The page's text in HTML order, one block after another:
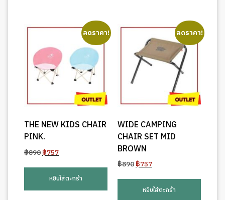
ลดราคา!
THE NEW KIDS CHAIR
PINK.
฿890Original
฿890.
฿757Current
is:
฿757.
หยิบใส่ตะกร้า
ลดราคา!
WIDE CAMPING
CHAIR SET MID
BROWN
฿890Original
฿890.
฿757Current
is:
฿757.
หยิบใส่ตะกร้า